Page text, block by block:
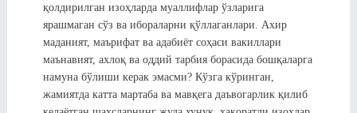
қолдирилган изоҳларда муаллифлар ўзларига
ярашмаган сўз ва ибораларни қўллаганлари. Ахир
маданият, маърифат ва адабиёт соҳаси вакиллари
маънавият, ахлоқ ва оддий тарбия борасида бошқаларга
намуна бўлиши керак эмасми? Кўзга кўринган,
жамиятда катта мартаба ва мавқега даъвогарлик қилиб